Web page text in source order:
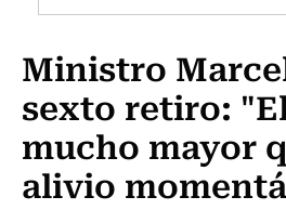
Programas Radio y TV
Ministro
sexto retiro:
mucho mayor
alivio